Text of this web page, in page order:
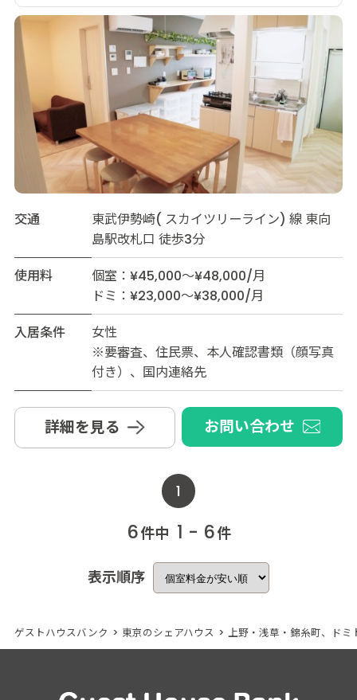
交通
東武伊勢崎( スカイツリーライン) 線 東向
島駅改札口 徒歩3分
使用料
個室：¥45,000～¥48,000/月
ドミ：¥23,000～¥38,000/月
入居条件
女性
※要審査、住民票、本人確認書類（顔写真
付き）、国内連絡先
詳細を見る お問い合わせ
1
6件中 1 - 6件
表示順序
ゲストハウスバンク > 東京のシェアハウス > 上野・浅草・錦糸町、ドミ